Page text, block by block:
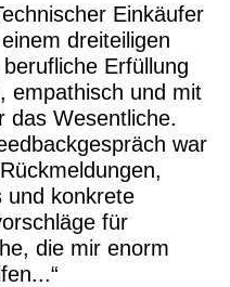
Einkäufer
dreiteiligen
Erfüllung
empathisch und mit
das Wesentliche.
war
und konkrete
für
die mir enorm